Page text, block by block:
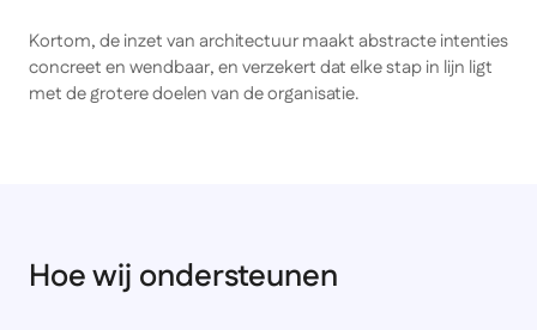
Kortom, de inzet van architectuur maakt abstracte intenties
concreet en wendbaar, en verzekert dat elke stap in lijn ligt
met de grotere doelen van de organisatie.
Hoe wij ondersteunen